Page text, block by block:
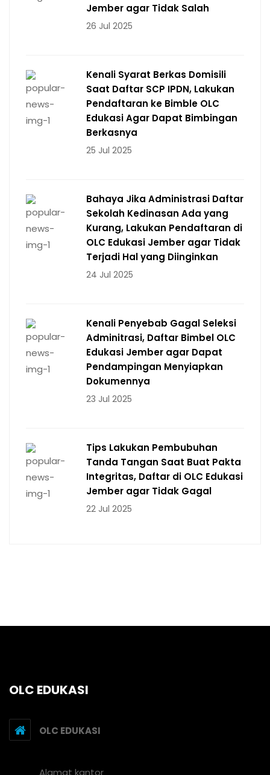
Jember agar Tidak Salah
26 Jul 2025
Kenali Syarat Berkas Domisili
Saat Daftar SCP IPDN, Lakukan
Pendaftaran ke Bimble OLC
Edukasi Agar Dapat Bimbingan
Berkasnya
25 Jul 2025
Bahaya Jika Administrasi Daftar
Sekolah Kedinasan Ada yang
Kurang, Lakukan Pendaftaran di
OLC Edukasi Jember agar Tidak
Terjadi Hal yang Diinginkan
24 Jul 2025
Kenali Penyebab Gagal Seleksi
Adminitrasi, Daftar Bimbel OLC
Edukasi Jember agar Dapat
Pendampingan Menyiapkan
Dokumennya
23 Jul 2025
Tips Lakukan Pembubuhan
Tanda Tangan Saat Buat Pakta
Integritas, Daftar di OLC Edukasi
Jember agar Tidak Gagal
22 Jul 2025
OLC EDUKASI
OLC EDUKASI
Alamat kantor